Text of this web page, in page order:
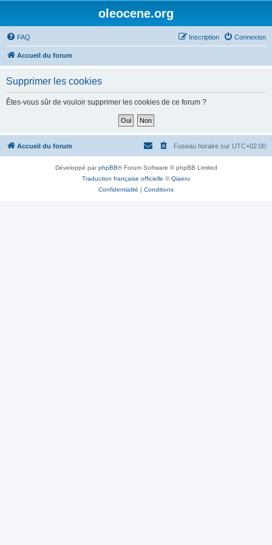
oleocene.org
FAQ Connexion
Inscription
Accueil du forum
Supprimer les cookies
Êtes-vous sûr de vouloir supprimer les cookies de ce forum ?
Accueil du forum Fuseau horaire sur UTC+02:00
Développé parphpBB® Forum Software © phpBB Limited
Traduction française officielle ©Qiaeru
Confidentialité | Conditions